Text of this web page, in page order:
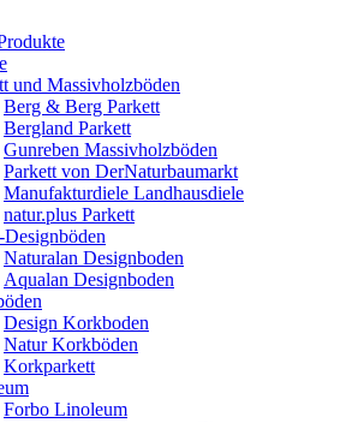
und Massivholzböden
Berg & Berg Parkett
Bergland Parkett
Gunreben Massivholzböden
Parkett von DerNaturbaumarkt
Manufakturdiele Landhausdiele
natur.plus Parkett
Naturalan Designboden
Aqualan Designboden
Design Korkboden
Natur Korkböden
Korkparkett
Forbo Linoleum